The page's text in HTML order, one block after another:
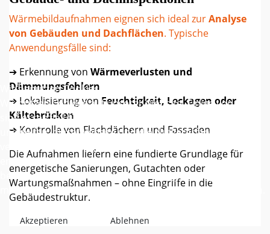
Wärmebildaufnahmen eignen sich ideal zurAnalyse
von Gebäuden und Dachflächen. Typische
Anwendungsfälle sind:
➔ Erkennung von Wärmeverlusten und
Dämmungsfehlern
➔ Lokalisierung von Feuchtigkeit, Leckagen oder
Kältebrücken
➔ Kontrolle von Flachdächern und Fassaden
Die Aufnahmen liefern eine fundierte Grundlage für
energetische Sanierungen, Gutachten oder
Wartungsmaßnahmen – ohne Eingriffe in die
Gebäudestruktur.
Wir benutzen Cookies
Wir nutzen Cookies auf unserer Website. Einige von ihnen
sind essenziell für den Betrieb der Seite, während andere
uns helfen, diese Website und die Nutzererfahrung zu
verbessern (Tracking Cookies). Sie können selbst
entscheiden, ob Sie die Cookies zulassen möchten. Bitte
beachten Sie, dass bei einer Ablehnung womöglich nicht
mehr alle Funktionalitäten der Seite zur Verfügung stehen.
Akzeptieren Ablehnen